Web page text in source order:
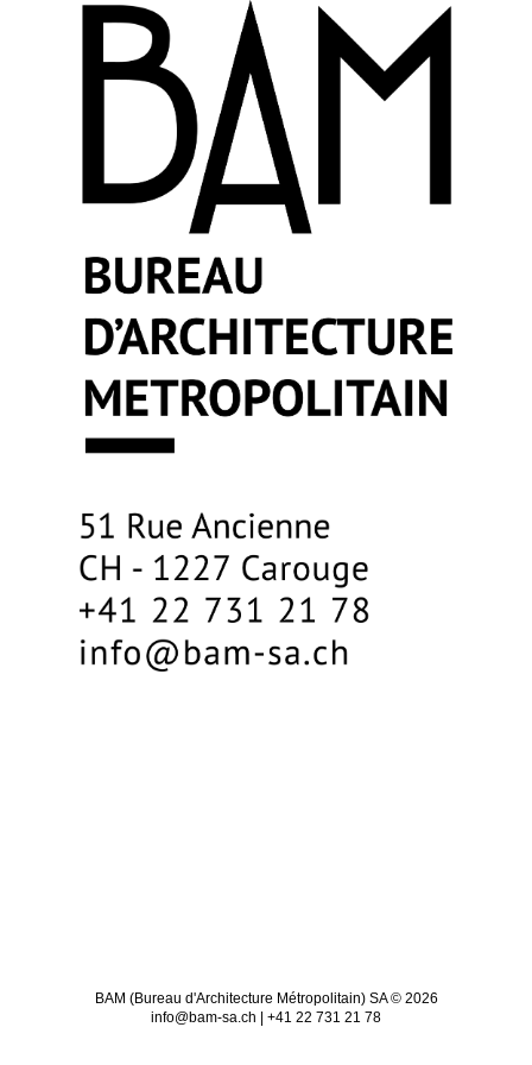
BAM (Bureau d'Architecture Métropolitain) SA © 2026
info@bam-sa.ch | +41 22 731 21 78